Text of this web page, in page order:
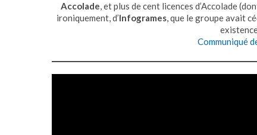
Accolade, et plus de cent licences d’Accolade
ironiquement, d’Infogrames, que le groupe avait
Communiqué